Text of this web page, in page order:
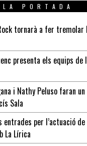
PORTADA
tornarà a fer tremolar
presenta els equips de
i Nathy Peluso faran un
Sala
entrades per l’actuació de
La Lírica